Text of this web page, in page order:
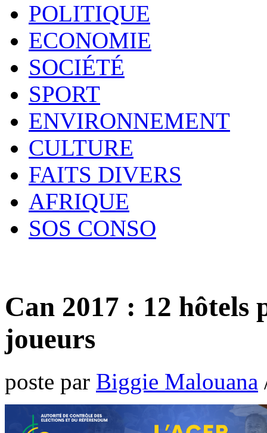
POLITIQUE
ECONOMIE
SOCIÉTÉ
SPORT
ENVIRONNEMENT
CULTURE
FAITS DIVERS
AFRIQUE
SOS CONSO
Can 2017 : 12 hôtels
joueurs
poste par Biggie Malouana